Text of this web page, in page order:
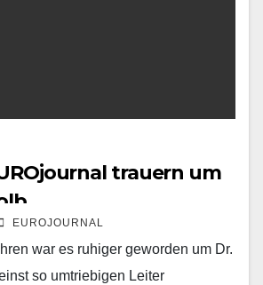
trauern um
EUROJOURNAL
war es ruhiger geworden um Dr.
so umtriebigen Leiter